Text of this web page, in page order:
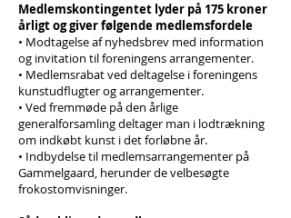
Medlemskontingentet lyder på 175 kroner
årligt og giver følgende medlemsfordele
• Modtagelse af nyhedsbrev med information
og invitation til foreningens arrangementer.
• Medlemsrabat ved deltagelse i foreningens
kunstudflugter og arrangementer.
• Ved fremmøde på den årlige
generalforsamling deltager man i lodtrækning
om indkøbt kunst i det forløbne år.
• Indbydelse til medlemsarrangementer på
Gammelgaard, herunder de velbesøgte
frokostomvisninger.